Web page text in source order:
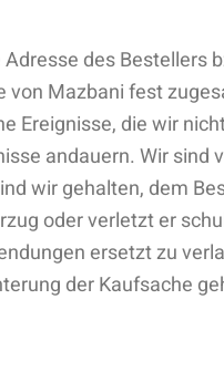
des
Mazbani fest
die wir
andauern. Wir
wir gehalten, dem
oder verletzt er
ersetzt zu
der Kaufsache